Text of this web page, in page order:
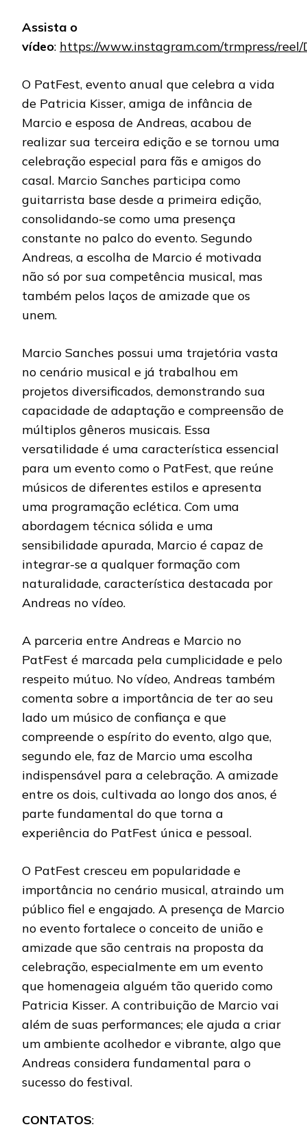
Assista o
vídeo: https://www.instagram.com/trmpress/reel/
O PatFest, evento anual que celebra a vida
de Patricia Kisser, amiga de infância de
Marcio e esposa de Andreas, acabou de
realizar sua terceira edição e se tornou uma
celebração especial para fãs e amigos do
casal. Marcio Sanches participa como
guitarrista base desde a primeira edição,
consolidando-se como uma presença
constante no palco do evento. Segundo
Andreas, a escolha de Marcio é motivada
não só por sua competência musical, mas
também pelos laços de amizade que os
unem.
Marcio Sanches possui uma trajetória vasta
no cenário musical e já trabalhou em
projetos diversificados, demonstrando sua
capacidade de adaptação e compreensão de
múltiplos gêneros musicais. Essa
versatilidade é uma característica essencial
para um evento como o PatFest, que reúne
músicos de diferentes estilos e apresenta
uma programação eclética. Com uma
abordagem técnica sólida e uma
sensibilidade apurada, Marcio é capaz de
integrar-se a qualquer formação com
naturalidade, característica destacada por
Andreas no vídeo.
A parceria entre Andreas e Marcio no
PatFest é marcada pela cumplicidade e pelo
respeito mútuo. No vídeo, Andreas também
comenta sobre a importância de ter ao seu
lado um músico de confiança e que
compreende o espírito do evento, algo que,
segundo ele, faz de Marcio uma escolha
indispensável para a celebração. A amizade
entre os dois, cultivada ao longo dos anos, é
parte fundamental do que torna a
experiência do PatFest única e pessoal.
O PatFest cresceu em popularidade e
importância no cenário musical, atraindo um
público fiel e engajado. A presença de Marcio
no evento fortalece o conceito de união e
amizade que são centrais na proposta da
celebração, especialmente em um evento
que homenageia alguém tão querido como
Patricia Kisser. A contribuição de Marcio vai
além de suas performances; ele ajuda a criar
um ambiente acolhedor e vibrante, algo que
Andreas considera fundamental para o
sucesso do festival.
CONTATOS: